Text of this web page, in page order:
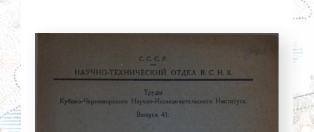
О нас
Контакты
Партнеры